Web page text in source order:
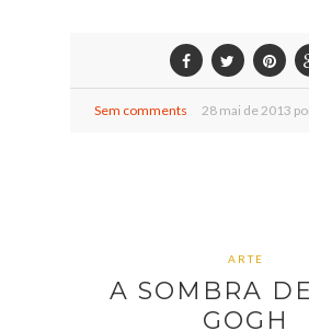
Sem comments 28 mai de2013
ARTE
A SOMBRA
GOGH